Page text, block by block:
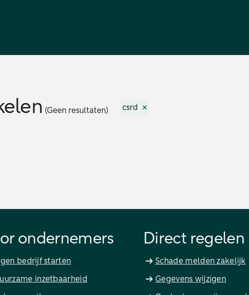
(Geen resultaten) csrd
ondernemers
bedrijf starten
inzetbaarheid
Direct regelen
Schade melden zakelijk
Gegevens wijzigen